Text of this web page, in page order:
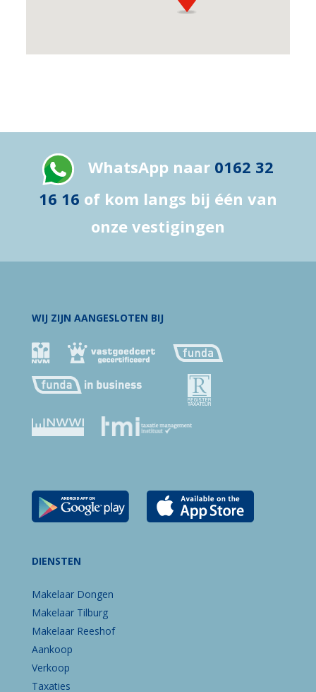
WhatsApp naar 0162 32
16 16 of kom langs bij één van
onze vestigingen
WIJ ZIJN AANGESLOTEN BIJ
DIENSTEN
Makelaar Dongen
Makelaar Tilburg
Makelaar Reeshof
Aankoop
Verkoop
Taxaties